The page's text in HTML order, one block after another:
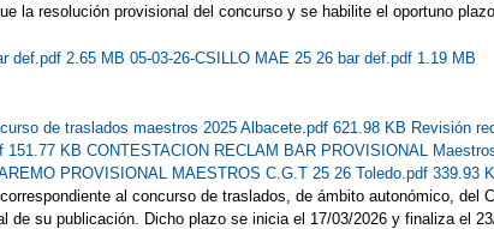
la resolución provisional del concurso y se habilite el oportuno
def.pdf 2.65 MB 05-03-26-CSILLO MAE 25 26 bar def.pdf 1.19 MB
de traslados maestros 2025 Albacete.pdf 621.98 KB Revisión
151.77 KB CONTESTACION RECLAM BAR PROVISIONAL
PROVISIONAL MAESTROS C.G.T 25 26 Toledo.pdf 339.93
al concurso de traslados, de ámbito autonómico,
su publicación. Dicho plazo se inicia el 17/03/2026 y finaliza el